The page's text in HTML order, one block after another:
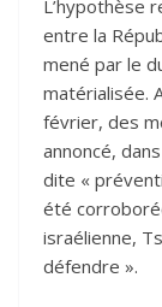
L’hypothèse
entre la
mené par le
matérialisée.
février, des
annoncé,
dite «
été
israélienne,
défendre ».